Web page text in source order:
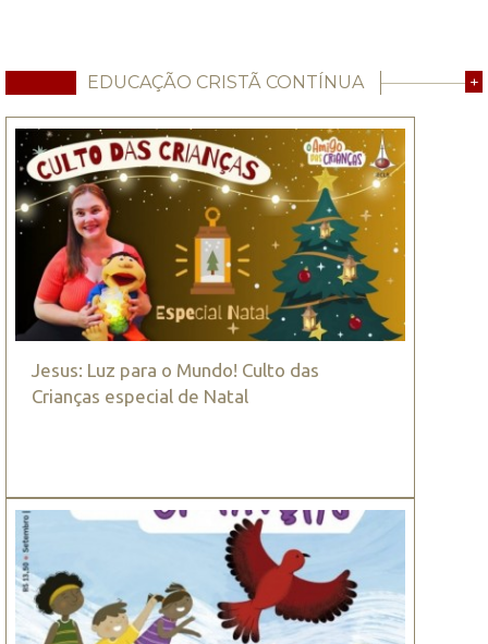
EDUCAÇÃO CRISTÃ CONTÍNUA +
Jesus: Luz para o Mundo! Culto das
Crianças especial de Natal